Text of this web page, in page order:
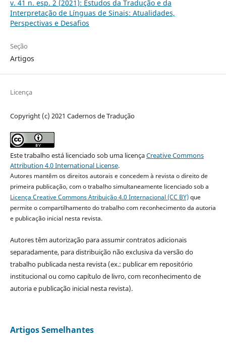
v. 41 n. esp. 2 (2021): Estudos da Tradução e da
Interpretação de Línguas de Sinais: Atualidades,
Perspectivas e Desafios
Seção
Artigos
Licença
Copyright (c) 2021 Cadernos de Tradução
Este trabalho está licenciado sob uma licençaCreative Commons
Attribution 4.0 International License.
Autores mantêm os direitos autorais e concedem à revista o direito de
primeira publicação, com o trabalho simultaneamente licenciado sob a
Licença Creative Commons Atribuição 4.0 Internacional (CC BY)que
permite o compartilhamento do trabalho com reconhecimento da autoria
e publicação inicial nesta revista.
Autores têm autorização para assumir contratos adicionais
separadamente, para distribuição não exclusiva da versão do
trabalho publicada nesta revista (ex.: publicar em repositório
institucional ou como capítulo de livro, com reconhecimento de
autoria e publicação inicial nesta revista).
Artigos Semelhantes